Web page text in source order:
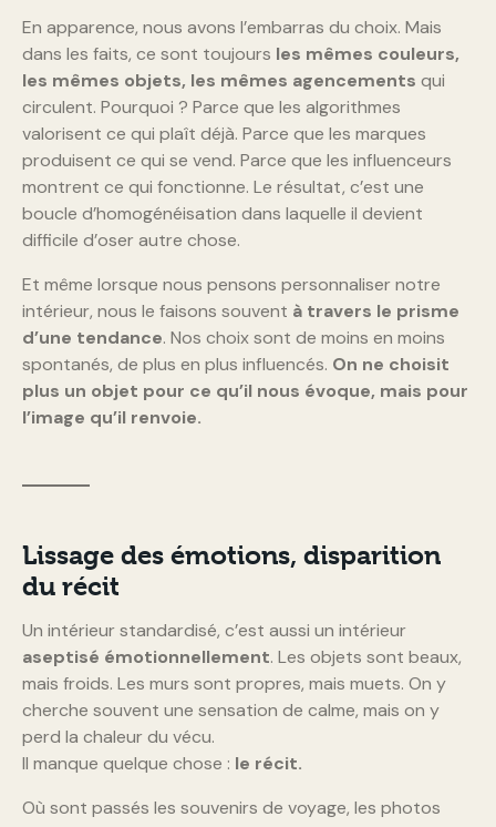
En apparence, nous avons l’embarras du choix. Mais
dans les faits, ce sont toujours les mêmes couleurs,
les mêmes objets, les mêmes agencements qui
circulent. Pourquoi ? Parce que les algorithmes
valorisent ce qui plaît déjà. Parce que les marques
produisent ce qui se vend. Parce que les influenceurs
montrent ce qui fonctionne. Le résultat, c’est une
boucle d’homogénéisation dans laquelle il devient
difficile d’oser autre chose.
Et même lorsque nous pensons personnaliser notre
intérieur, nous le faisons souvent à travers le prisme
d’une tendance. Nos choix sont de moins en moins
spontanés, de plus en plus influencés. On ne choisit
plus un objet pour ce qu’il nous évoque, mais pour
l’image qu’il renvoie.
Lissage des émotions, disparition
du récit
Un intérieur standardisé, c’est aussi un intérieur
aseptisé émotionnellement. Les objets sont beaux,
mais froids. Les murs sont propres, mais muets. On y
cherche souvent une sensation de calme, mais on y
perd la chaleur du vécu.
Il manque quelque chose : le récit.
Où sont passés les souvenirs de voyage, les photos